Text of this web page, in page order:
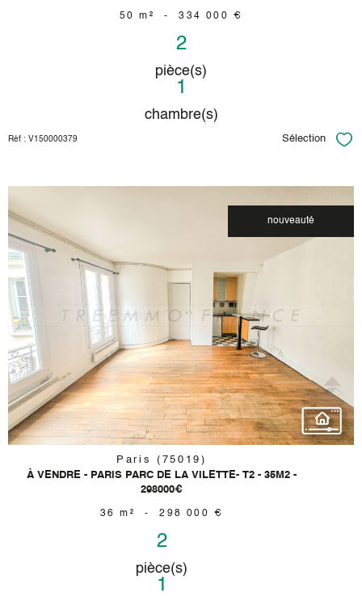
50 m² - 334 000 €
2
pièce(s)
1
chambre(s)
Réf : V150000379 Sélection
nouveauté
voir le
bien
Paris (75019)
À VENDRE - PARIS PARC DE LA VILETTE- T2 - 35M2 -
298000€
36 m² - 298 000 €
2
pièce(s)
1